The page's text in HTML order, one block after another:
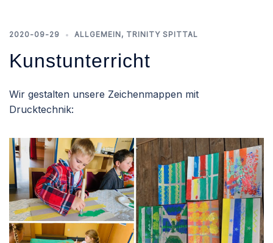
2020-09-29 ALLGEMEIN, TRINITY SPITTAL
Kunstunterricht
Wir gestalten unsere Zeichenmappen mit
Drucktechnik: